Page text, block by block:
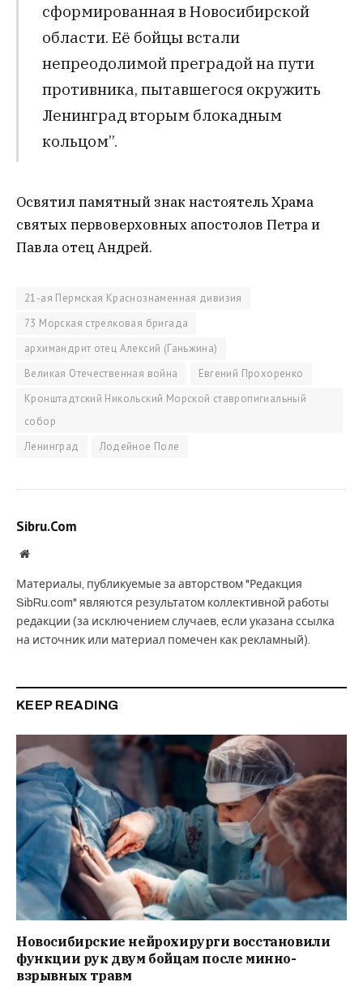
сформированная в Новосибирской
области. Её бойцы встали
непреодолимой преградой на пути
противника, пытавшегося окружить
Ленинград вторым блокадным
кольцом”.
Освятил памятный знак настоятель Храма
святых первоверховных апостолов Петра и
Павла отец Андрей.
21-ая Пермская Краснознаменная дивизия
73 Морская стрелковая бригада
архимандрит отец Алексий (Ганьжина)
Великая Отечественная война
Евгений Прохоренко
Кронштадтский Никольский Морской ставропигиальный
собор
Ленинград
Лодейное Поле
Sibru.Com
Website
Материалы, публикуемые за авторством "Редакция
SibRu.com" являются результатом коллективной работы
редакции (за исключением случаев, если указана ссылка
на источник или материал помечен как рекламный).
KEEP READING
Новосибирские нейрохирурги восстановили
функции рук двум бойцам после минно-
взрывных травм